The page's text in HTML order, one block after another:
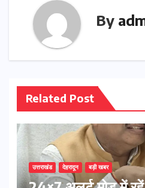
By
Related Post
उत्तराखंड देहरादून बड़ी खबर